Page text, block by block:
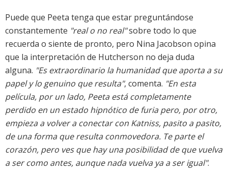
Puede que Peeta tenga que estar preguntándose
constantemente "real o no real"sobre todo lo que
recuerda o siente de pronto, pero Nina Jacobson opina
que la interpretación de Hutcherson no deja duda
alguna. "Es extraordinario la humanidad que aporta a su
papel y lo genuino que resulta", comenta. "En esta
película, por un lado, Peeta está completamente
perdido en un estado hipnótico de furia pero, por otro,
empieza a volver a conectar con Katniss, pasito a pasito,
de una forma que resulta conmovedora. Te parte el
corazón, pero ves que hay una posibilidad de que vuelva
a ser como antes, aunque nada vuelva ya a ser igual".